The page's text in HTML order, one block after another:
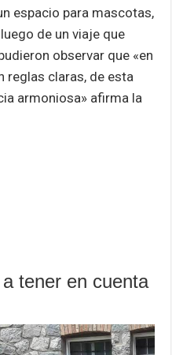
espacio para mascotas,
de un viaje que
observar que «en
reglas claras, de esta
armoniosa» afirma la
tener en cuenta